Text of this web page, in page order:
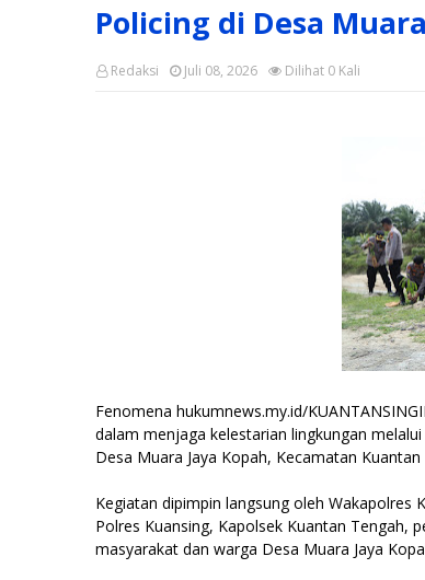
Policing di Desa
Redaksi Dilihat 0 Kali
Juli 08, 2026
Fenomena hukumnews.my.id/
dalam menjaga kelestarian lingkungan
Desa Muara Jaya Kopah, Kecamatan
Kegiatan dipimpin langsung oleh Wakapolres
Polres Kuansing, Kapolsek Kuantan Tengah,
masyarakat dan warga Desa Muara Jaya